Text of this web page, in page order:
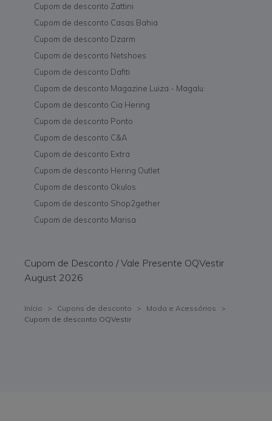
Cupom de desconto Zattini
Cupom de desconto Casas Bahia
Cupom de desconto Dzarm
Cupom de desconto Netshoes
Cupom de desconto Dafiti
Cupom de desconto Magazine Luiza - Magalu
Cupom de desconto Cia Hering
Cupom de desconto Ponto
Cupom de desconto C&A
Cupom de desconto Extra
Cupom de desconto Hering Outlet
Cupom de desconto Okulos
Cupom de desconto Shop2gether
Cupom de desconto Marisa
Cupom de Desconto / Vale Presente OQVestir
August 2026
Início > Cupons de desconto > Moda e Acessórios
>
Cupom de desconto OQVestir